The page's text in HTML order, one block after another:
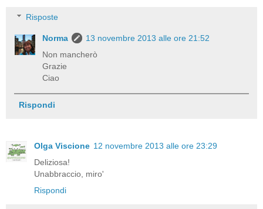
Risposte
Norma
13 novembre 2013 alle ore 21:52
Non mancherò
Grazie
Ciao
Rispondi
Olga Viscione 12 novembre 2013 alle ore 23:29
Deliziosa!
Unabbraccio, miro'
Rispondi